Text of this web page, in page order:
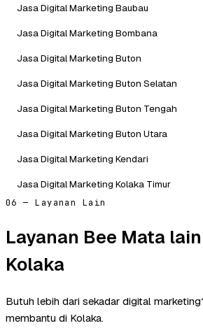
Jasa Digital Marketing Baubau
Jasa Digital Marketing Bombana
Jasa Digital Marketing Buton
Jasa Digital Marketing Buton Selatan
Jasa Digital Marketing Buton Tengah
Jasa Digital Marketing Buton Utara
Jasa Digital Marketing Kendari
Jasa Digital Marketing Kolaka Timur
06 — Layanan Lain
Layanan Bee Mata
Kolaka
Butuh lebih dari sekadar digital
membantu di Kolaka.